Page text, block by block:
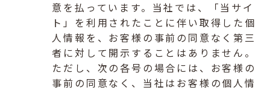
意を払っています。当社では、「当サイ
ト」を利用されたことに伴い取得した個
人情報を、お客様の事前の同意なく第三
者に対して開示することはありません。
ただし、次の各号の場合には、お客様の
事前の同意なく、当社はお客様の個人情